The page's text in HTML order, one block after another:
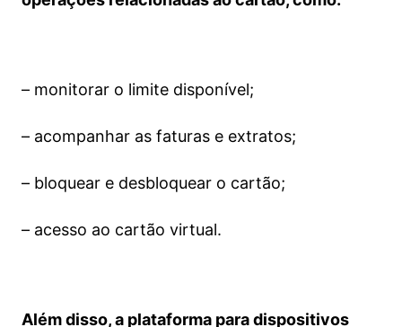
– monitorar o limite disponível;
– acompanhar as faturas e extratos;
– bloquear e desbloquear o cartão;
– acesso ao cartão virtual.
Além disso, a plataforma para dispositivos